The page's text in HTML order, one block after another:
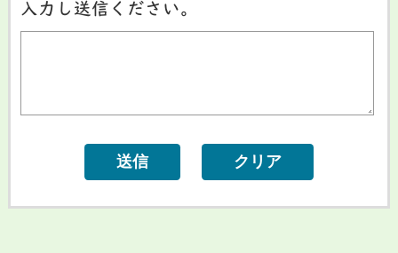
入力し送信ください。